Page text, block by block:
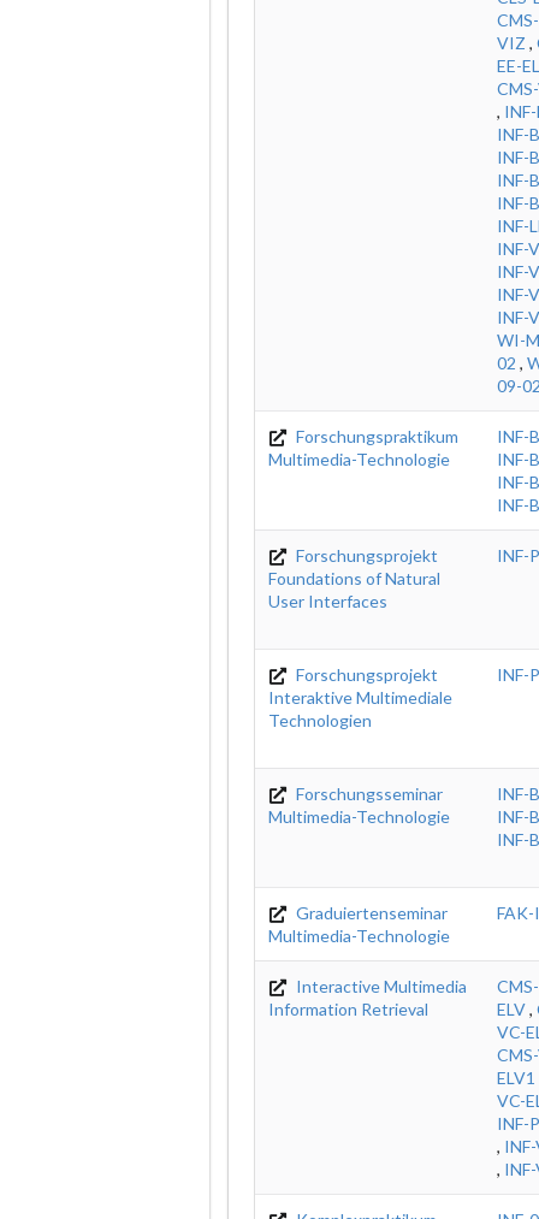
VIZ ,
EE-
,
INF-
INF-
INF-
INF-
INF-
INF-
INF-
INF-
INF-
WI-
02 ,
09-
Forschungspraktikum
Multimedia-Technologie
INF-
INF-
INF-
INF-
Forschungsprojekt
Foundations of Natural
User Interfaces
INF-
Forschungsprojekt
Interaktive Multimediale
Technologien
INF-
Forschungsseminar
Multimedia-Technologie
INF-
INF-
INF-
Graduiertenseminar
Multimedia-Technologie
FAK-
Interactive Multimedia
Information Retrieval
ELV,
VC-
ELV1
VC-
INF-
,
,